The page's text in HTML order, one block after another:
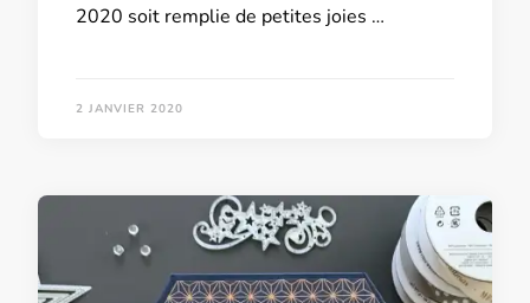
2020 soit remplie de petites joies …
2 JANVIER 2020